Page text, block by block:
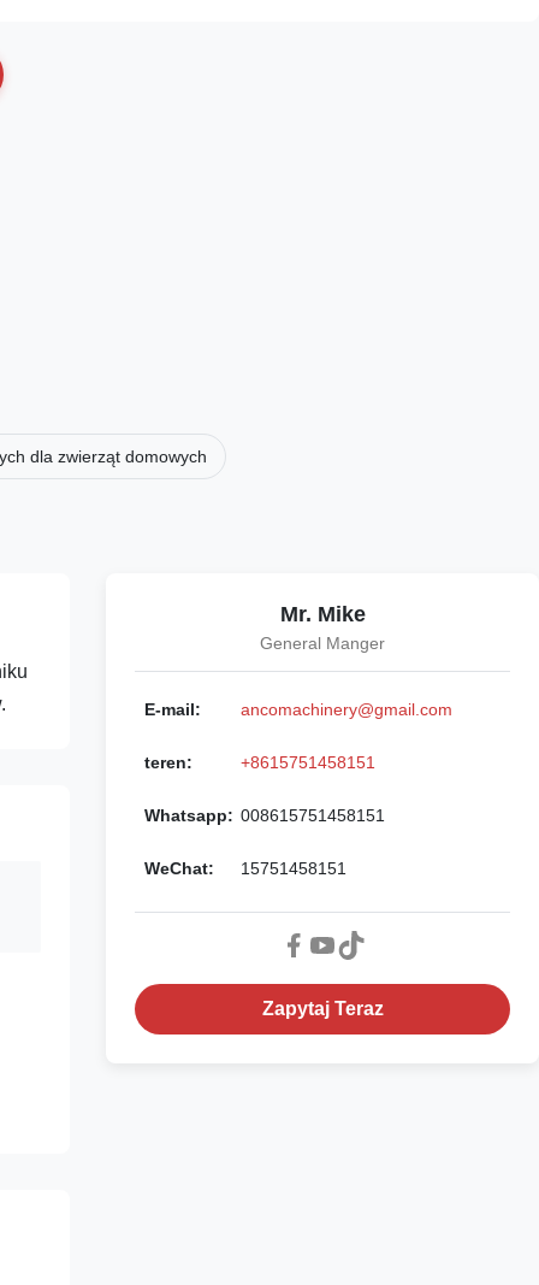
dla zwierząt domowych
Mr. Mike
General Manger
E-mail: ancomachinery@gmail.com
teren: +8615751458151
Whatsapp: 008615751458151
WeChat: 15751458151
Zapytaj Teraz